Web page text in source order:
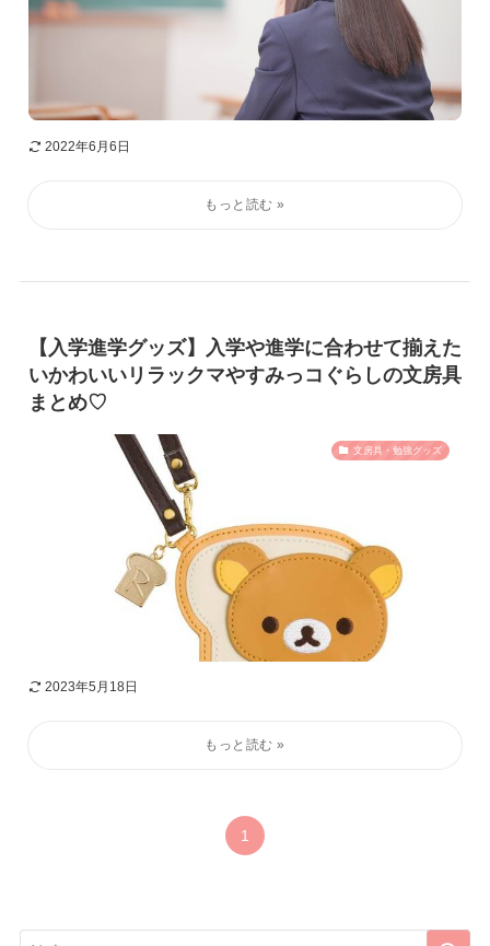
2022年6月6日
【入学進学グッズ】入学や進学に合わせて揃えた
いかわいいリラックマやすみっコぐらしの文房具
まとめ♡
文房具・勉強グッズ
2023年5月18日
1